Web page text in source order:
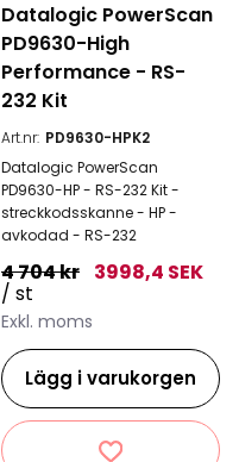
Datalogic PowerScan
PD9630-High
Performance - RS-
232 Kit
Art.nr: PD9630-HPK2
Datalogic PowerScan
PD9630-HP - RS-232 Kit -
streckkodsskanne - HP -
avkodad - RS-232
4 704 kr 3998,4 SEK
/ st
Exkl. moms
Lägg i varukorgen